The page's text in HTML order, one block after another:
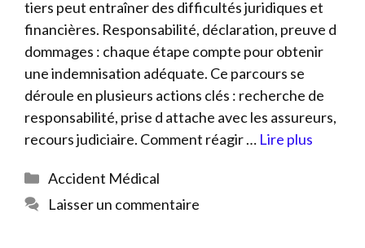
tiers peut entraîner des difficultés juridiques et
financières. Responsabilité, déclaration, preuve d
dommages : chaque étape compte pour obtenir
une indemnisation adéquate. Ce parcours se
déroule en plusieurs actions clés : recherche de
responsabilité, prise d attache avec les assureurs,
recours judiciaire. Comment réagir … Lire plus
Catégories
Accident Médical
Laisser un commentaire